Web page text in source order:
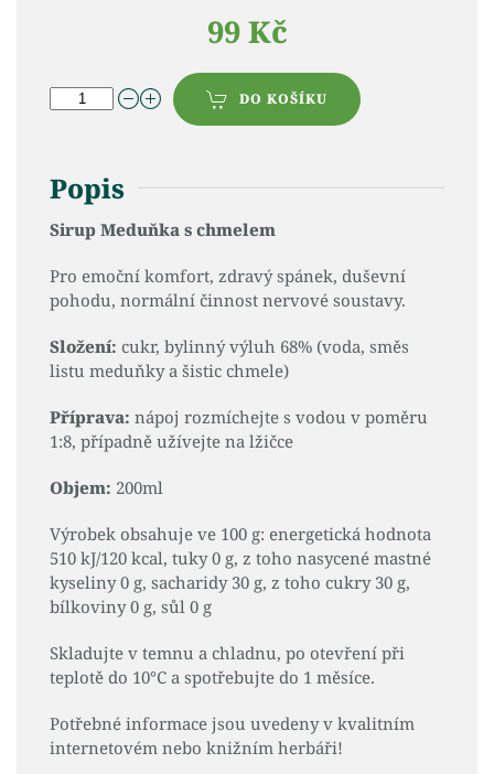
99 Kč
DO KOŠÍKU
Popis
Sirup Meduňka s chmelem
Pro emoční komfort, zdravý spánek, duševní
pohodu, normální činnost nervové soustavy.
Složení: cukr, bylinný výluh 68% (voda, směs
listu meduňky a šistic chmele)
Příprava: nápoj rozmíchejte s vodou v poměru
1:8, případně užívejte na lžičce
Objem: 200ml
Výrobek obsahuje ve 100 g: energetická hodnota
510 kJ/120 kcal, tuky 0 g, z toho nasycené mastné
kyseliny 0 g, sacharidy 30 g, z toho cukry 30 g,
bílkoviny 0 g, sůl 0 g
Skladujte v temnu a chladnu, po otevření při
teplotě do 10°C a spotřebujte do 1 měsíce.
Potřebné informace jsou uvedeny v kvalitním
internetovém nebo knižním herbáři!